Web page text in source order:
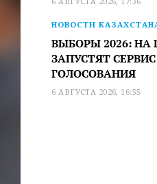
НОВОСТИ
ВЫБОРЫ 2026: НА
ЗАПУСТЯТ
ГОЛОСОВАНИЯ
6 АВГУСТА 2026, 16:55